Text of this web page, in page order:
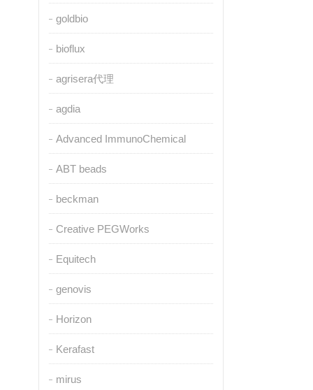
goldbio
bioflux
agrisera代理
agdia
Advanced ImmunoChemical
ABT beads
beckman
Creative PEGWorks
Equitech
genovis
Horizon
Kerafast
mirus